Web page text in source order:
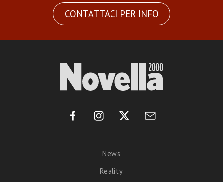
CONTATTACI PER INFO
News
Reality